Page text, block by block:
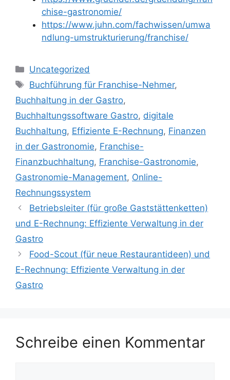
chise-gastronomie/
https://www.juhn.com/fachwissen/umwa
ndlung-umstrukturierung/franchise/
Kategorien
Uncategorized
Schlagwörter
Buchführung für Franchise-Nehmer,
Buchhaltung in der Gastro,
Buchhaltungssoftware Gastro, digitale
Buchhaltung, Effiziente E-Rechnung, Finanzen
in der Gastronomie, Franchise-
Finanzbuchhaltung, Franchise-Gastronomie,
Gastronomie-Management, Online-
Rechnungssystem
Betriebsleiter (für große Gaststättenketten)
und E-Rechnung: Effiziente Verwaltung in der
Gastro
Food-Scout (für neue Restaurantideen) und
E-Rechnung: Effiziente Verwaltung in der
Gastro
Schreibe einen Kommentar